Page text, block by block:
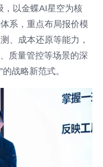
，以金蝶AI星空为核
系，重点布局报价模
、成本还原等能力，
质量管控等场景的深
战略新范式。